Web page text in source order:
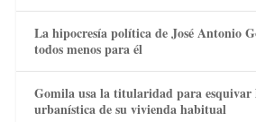
La hipocresía política de José Antonio
todos menos para él
Gomila usa la titularidad para esquivar
urbanística de su vivienda habitual